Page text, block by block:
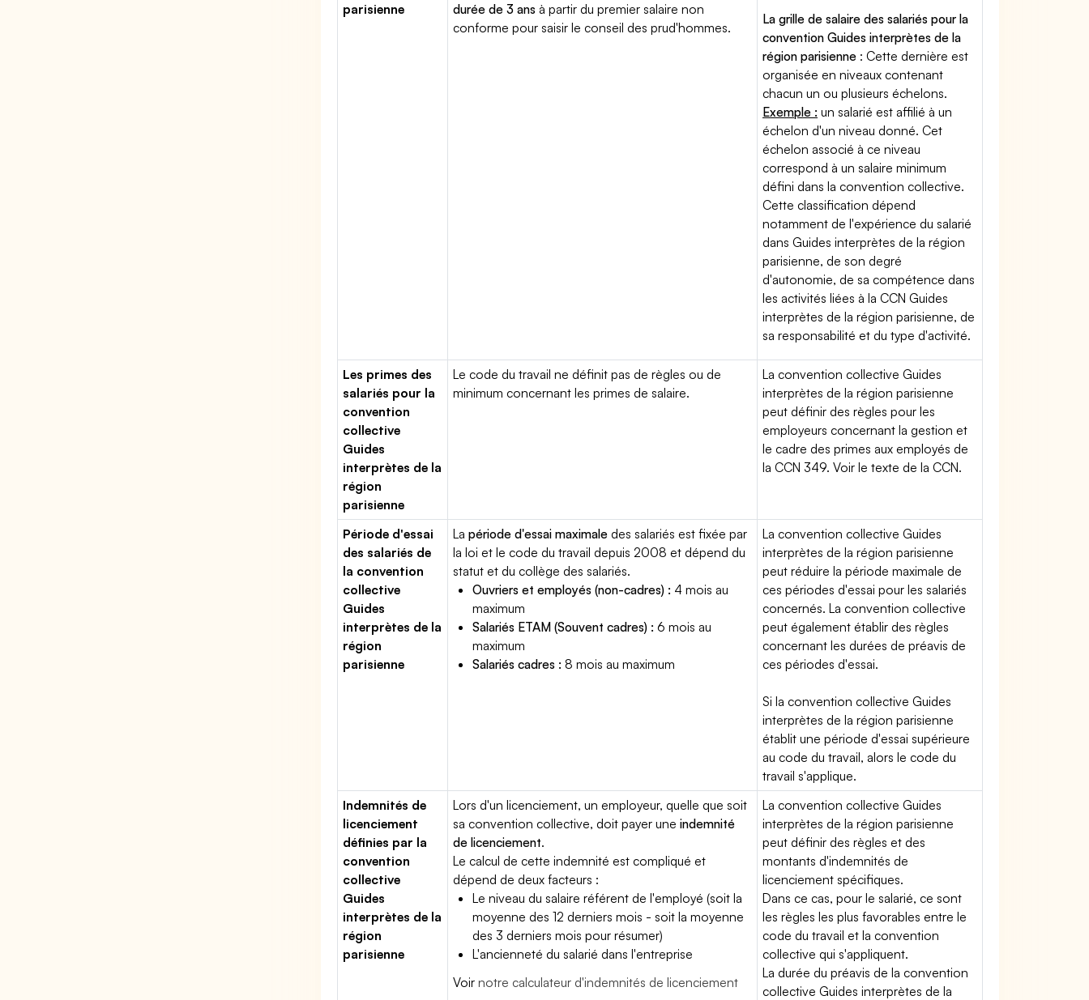
parisienne
durée de 3 ans à partir du premier salaire non
conforme pour saisir le conseil des prud'hommes.
La grille de salaire des salariés pour la
convention Guides interprètes de la
région parisienne : Cette dernière est
organisée en niveaux contenant
chacun un ou plusieurs échelons.
Exemple : un salarié est affilié à un
échelon d'un niveau donné. Cet
échelon associé à ce niveau
correspond à un salaire minimum
défini dans la convention collective.
Cette classification dépend
notamment de l'expérience du salarié
dans Guides interprètes de la région
parisienne, de son degré
d'autonomie, de sa compétence dans
les activités liées à la CCN Guides
interprètes de la région parisienne, de
sa responsabilité et du type d'activité.
Les primes des
salariés pour la
convention
collective
Guides
interprètes de la
région
parisienne
Le code du travail ne définit pas de règles ou de
minimum concernant les primes de salaire.
La convention collective Guides
interprètes de la région parisienne
peut définir des règles pour les
employeurs concernant la gestion et
le cadre des primes aux employés de
la CCN 349. Voir le texte de la CCN.
Période d'essai
des salariés de
la convention
collective
Guides
interprètes de la
région
parisienne
Lapériode d'essai maximale des salariés est fixée par
la loi et le code du travail depuis 2008 et dépend du
statut et du collège des salariés.
Ouvriers et employés (non-cadres) : 4 mois au
maximum
Salariés ETAM (Souvent cadres) : 6 mois au
maximum
Salariés cadres : 8 mois au maximum
La convention collective Guides
interprètes de la région parisienne
peut réduire la période maximale de
ces périodes d'essai pour les salariés
concernés. La convention collective
peut également établir des règles
concernant les durées de préavis de
ces périodes d'essai.
Si la convention collective Guides
interprètes de la région parisienne
établit une période d'essai supérieure
au code du travail, alors le code du
travail s'applique.
Indemnités de
licenciement
définies par la
convention
collective
Guides
interprètes de la
région
parisienne
Lors d'un licenciement, un employeur, quelle que soit
sa convention collective, doit payer uneindemnité
de licenciement.
Le calcul de cette indemnité est compliqué et
dépend de deux facteurs :
Le niveau du salaire référent de l'employé (soit la
moyenne des 12 derniers mois - soit la moyenne
des 3 derniers mois pour résumer)
L'ancienneté du salarié dans l'entreprise
Voirnotre calculateur d'indemnités de licenciement
La convention collective Guides
interprètes de la région parisienne
peut définir des règles et des
montants d'indemnités de
licenciement spécifiques.
Dans ce cas, pour le salarié, ce sont
les règles les plus favorables entre le
code du travail et la convention
collective qui s'appliquent.
La durée du préavis de la convention
collective Guides interprètes de la